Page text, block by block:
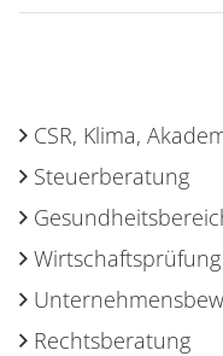
CSR, Klima,
Steuerberatung
Wirtschaftsprüfung
Rechtsberatung